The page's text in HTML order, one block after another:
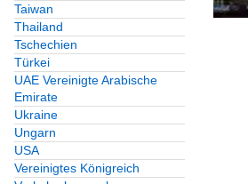
Taiwan
Thailand
Tschechien
Türkei
UAE Vereinigte Arabische
Emirate
Ukraine
Ungarn
USA
Vereinigtes Königreich